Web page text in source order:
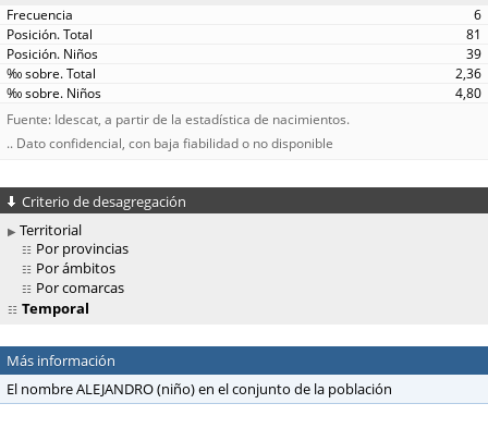
6
81
39
2,36
4,80
Fuente: Idescat, a partir de la estadística de nacimientos.
.. Dato confidencial, con baja fiabilidad o no disponible
Criterio de desagregación
Territorial
Por provincias
Por ámbitos
Por comarcas
Temporal
Más información
El nombre ALEJANDRO (niño) en el conjunto de la población